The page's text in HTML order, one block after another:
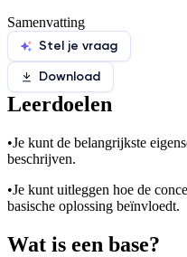
Samenvatting
Stel je vraag
Download
Leerdoelen
•Je kunt de belangrijkste
beschrijven.
•Je kunt uitleggen hoe de
basische oplossing beïnvloedt.
Wat is een base?